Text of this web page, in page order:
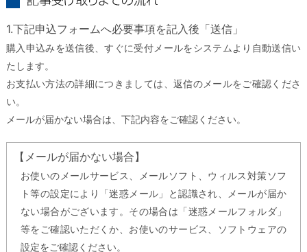
1.下記申込フォームへ必要事項を記入後「送信」
購入申込みを送信後、すぐに受付メールをシステムより自動送信い
たします。
お支払い方法の詳細につきましては、返信のメールをご確認くださ
い。
メールが届かない場合は、下記内容をご確認ください。
【メールが届かない場合】
お使いのメールサービス、メールソフト、ウィルス対策ソフ
ト等の設定により「迷惑メール」と認識され、メールが届か
ない場合がございます。その場合は「迷惑メールフォルダ」
等をご確認いただくか、お使いのサービス、ソフトウェアの
設定をご確認ください。